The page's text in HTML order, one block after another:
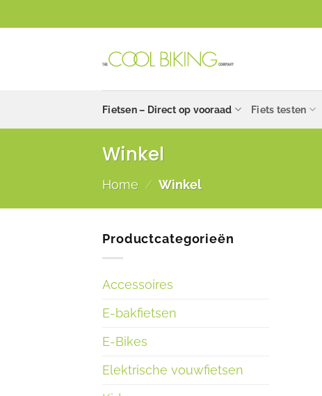
naar
Fietsen – Direct op vooraad Fiets testen
Winkel
Home / Winkel
Productcategorieën
Accessoires
E-bakfietsen
E-Bikes
Elektrische vouwfietsen